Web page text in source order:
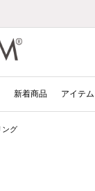
新着商品 アイテム
ング